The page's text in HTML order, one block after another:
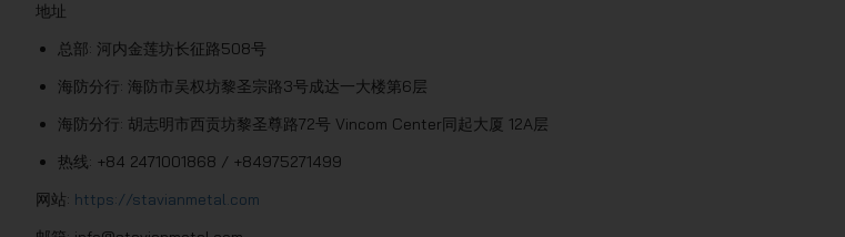
地址
总部: 河内金莲坊长征路508号
海防分行: 海防市吴权坊黎圣宗路3号成达一大楼第6层
海防分行: 胡志明市西贡坊黎圣尊路72号 Vincom Center同起大厦 12A层
热线: +84 2471001868 / +84975271499
网站: https://stavianmetal.com